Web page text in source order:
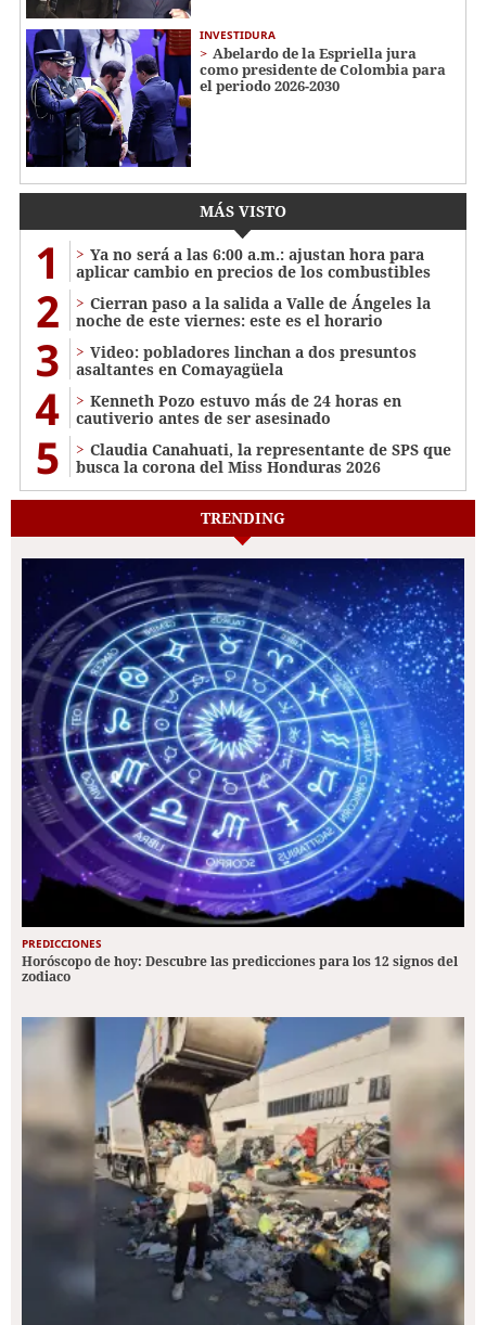
INVESTIDURA
Abelardo de la Espriella jura
como presidente de Colombia para
el periodo 2026-2030
MÁS VISTO
1
Ya no será a las 6:00 a.m.: ajustan hora para
aplicar cambio en precios de los combustibles
2
Cierran paso a la salida a Valle de Ángeles la
noche de este viernes: este es el horario
3
Video: pobladores linchan a dos presuntos
asaltantes en Comayagüela
4
Kenneth Pozo estuvo más de 24 horas en
cautiverio antes de ser asesinado
5
Claudia Canahuati, la representante de SPS que
busca la corona del Miss Honduras 2026
TRENDING
PREDICCIONES
Horóscopo de hoy: Descubre las predicciones para los 12 signos del
zodiaco